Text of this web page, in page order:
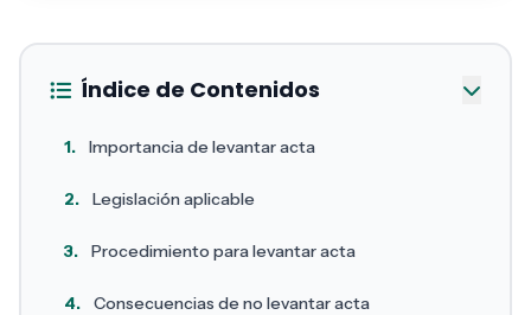
Índice de Contenidos
1. Importancia de levantar acta
2. Legislación aplicable
3. Procedimiento para levantar acta
4. Consecuencias de no levantar acta